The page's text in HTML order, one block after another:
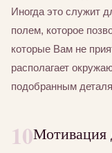
Иногда это служит
полем, которое
которые Вам не
располагает
подобранным
10Мотивация